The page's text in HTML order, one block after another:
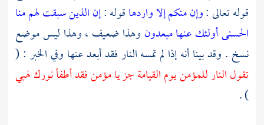
قوله تعالى :وإن منكم إلا واردهاقوله :إن الذين سبقت لهم منا
الحسنى أولئك عنها مبعدون وهذا ضعيف ، وهذا ليس موضع
نسخ . وقد بينا أنه إذا لم تمسه النار فقد أبعد عنها وفي الخبر : (
تقول النار للمؤمن يوم القيامة جز يا مؤمن فقد أطفأ نورك لهبي
) .